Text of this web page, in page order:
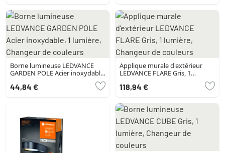
Borne lumineuse LEDVANCE
GARDEN POLE Acier inoxydable,
couleurs
44,84 €
Applique murale d'extérieur
LEDVANCE FLARE Gris, 1
lumière, Changeur de couleurs
118,94 €